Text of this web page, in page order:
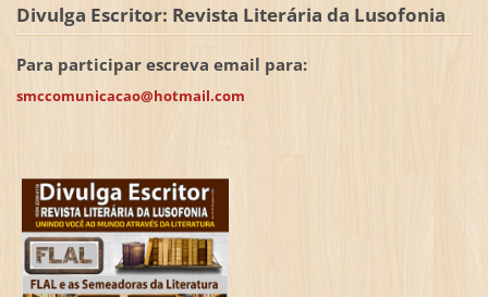
Divulga Escritor: Revista Literária da Lusofonia
Para participar escreva email para:
smccomunicacao@hotmail.com